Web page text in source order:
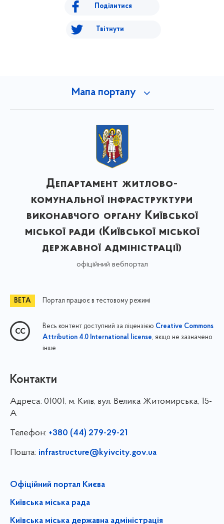
Поділитися
Твітнути
Мапа порталу
Департамент житлово-
комунальної інфраструктури
виконавчого органу Київської
міської ради (Київської міської
державної адміністрації)
офіційний вебпортал
Портал працює в тестовому режимі
Весь контент доступний за ліцензією Creative Commons
Attribution 4.0 International license, якщо не зазначено
інше
Контакти
Адреса: 01001, м. Київ, вул. Велика Житомирська, 15-
А
Телефон: +380 (44) 279-29-21
Пошта: infrastructure@kyivcity.gov.ua
Офіційний портал Києва
Київська міська рада
Київська міська державна адміністрація